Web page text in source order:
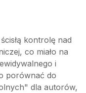
kontrolę nad
co miało na
i
porównać do
dla autorów,